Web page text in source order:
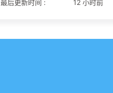
最后更新时间 :
12 小时前